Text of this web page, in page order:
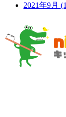
2021年9月